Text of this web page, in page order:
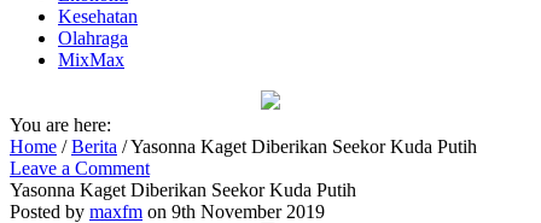
Kesehatan
Olahraga
MixMax
You are here:
Home /Berita /Yasonna Kaget Diberikan Seekor Kuda Putih
Leave a Comment
Yasonna Kaget Diberikan Seekor Kuda Putih
Posted by maxfm on 9th November 2019